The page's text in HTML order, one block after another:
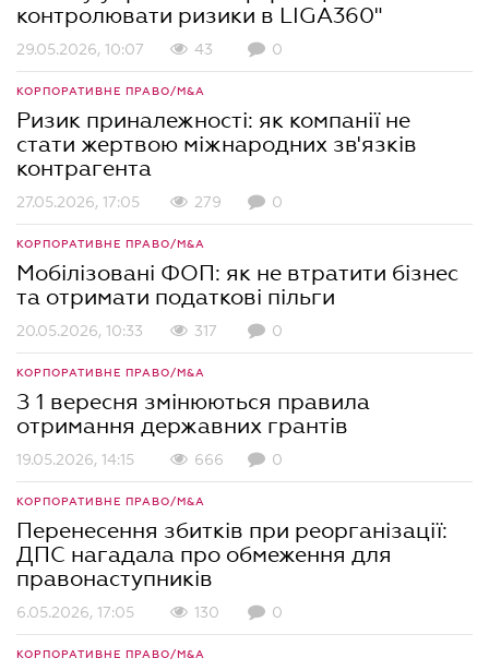
контролювати ризики в LIGA360"
29.05.2026, 10:07 43 0
КОРПОРАТИВНЕ ПРАВО/M&A
Ризик приналежності: як компанії не
стати жертвою міжнародних зв'язків
контрагента
27.05.2026, 17:05 279 0
КОРПОРАТИВНЕ ПРАВО/M&A
Мобілізовані ФОП: як не втратити бізнес
та отримати податкові пільги
20.05.2026, 10:33 317 0
КОРПОРАТИВНЕ ПРАВО/M&A
З 1 вересня змінюються правила
отримання державних грантів
19.05.2026, 14:15 666 0
КОРПОРАТИВНЕ ПРАВО/M&A
Перенесення збитків при реорганізації:
ДПС нагадала про обмеження для
правонаступників
6.05.2026, 17:05 130 0
КОРПОРАТИВНЕ ПРАВО/M&A